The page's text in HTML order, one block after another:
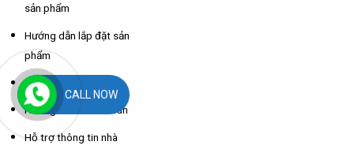
sản phẩm
Hướng dẫn lắp đặt sản
phẩm
Hướng dẫn mua hàng
Hướng dẫn thanh toán
Hỗ trợ thông tin nhà
CALL NOW